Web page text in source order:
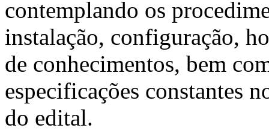
contemplando os
instalação, configuração,
de conhecimentos, bem
especificações constantes
do edital.